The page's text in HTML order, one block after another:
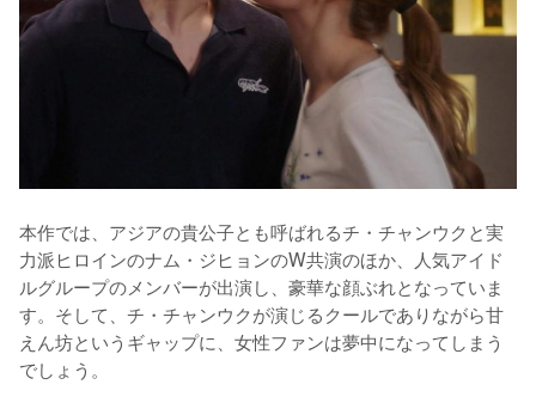
本作では、アジアの貴公子とも呼ばれるチ・チャンウクと実
力派ヒロインのナム・ジヒョンのW共演のほか、人気アイド
ルグループのメンバーが出演し、豪華な顔ぶれとなっていま
す。そして、チ・チャンウクが演じるクールでありながら甘
えん坊というギャップに、女性ファンは夢中になってしまう
でしょう。